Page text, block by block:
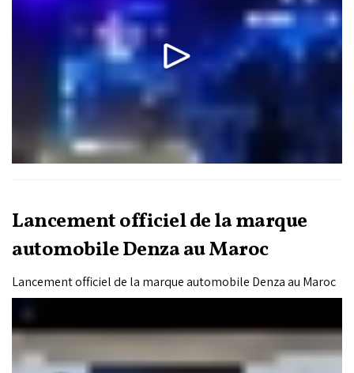
Lancement officiel de la marque
automobile Denza au Maroc
Lancement officiel de la marque automobile Denza au Maroc